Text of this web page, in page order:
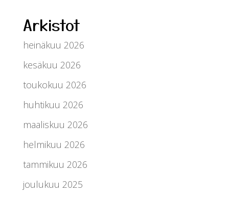
Arkistot
heinäkuu 2026
kesäkuu 2026
toukokuu 2026
huhtikuu 2026
maaliskuu 2026
helmikuu 2026
tammikuu 2026
joulukuu 2025